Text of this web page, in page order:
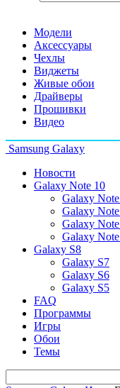
Модели
Аксессуары
Чехлы
Виджеты
Живые обои
Драйверы
Прошивки
Видео
Samsung Galaxy
Новости
Galaxy Note 10
Galaxy
Galaxy
Galaxy
Galaxy
Galaxy S8
Galaxy S7
Galaxy S6
Galaxy S5
FAQ
Программы
Игры
Обои
Темы